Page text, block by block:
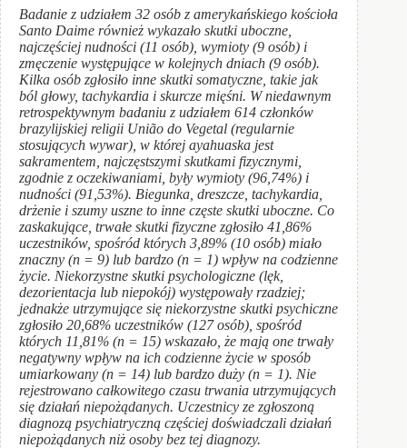
Badanie z udziałem 32 osób z amerykańskiego kościoła
Santo Daime również wykazało skutki uboczne,
najczęściej nudności (11 osób), wymioty (9 osób) i
zmęczenie występujące w kolejnych dniach (9 osób).
Kilka osób zgłosiło inne skutki somatyczne, takie jak
ból głowy, tachykardia i skurcze mięśni. W niedawnym
retrospektywnym badaniu z udziałem 614 członków
brazylijskiej religii União do Vegetal (regularnie
stosujących wywar), w której ayahuaska jest
sakramentem, najczęstszymi skutkami fizycznymi,
zgodnie z oczekiwaniami, były wymioty (96,74%) i
nudności (91,53%). Biegunka, dreszcze, tachykardia,
drżenie i szumy uszne to inne częste skutki uboczne. Co
zaskakujące, trwałe skutki fizyczne zgłosiło 41,86%
uczestników, spośród których 3,89% (10 osób) miało
znaczny (n = 9) lub bardzo (n = 1) wpływ na codzienne
życie. Niekorzystne skutki psychologiczne (lęk,
dezorientacja lub niepokój) występowały rzadziej;
jednakże utrzymujące się niekorzystne skutki psychiczne
zgłosiło 20,68% uczestników (127 osób), spośród
których 11,81% (n = 15) wskazało, że mają one trwały
negatywny wpływ na ich codzienne życie w sposób
umiarkowany (n = 14) lub bardzo duży (n = 1). Nie
rejestrowano całkowitego czasu trwania utrzymujących
się działań niepożądanych. Uczestnicy ze zgłoszoną
diagnozą psychiatryczną częściej doświadczali działań
niepożądanych niż osoby bez tej diagnozy.